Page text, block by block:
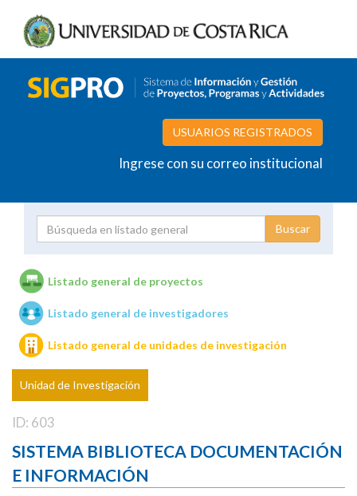
USUARIOS REGISTRADOS
Ingrese con su correo institucional
Unidades de investigación
Listado general de proyectos
Listado general de investigadores
Listado general de unidades de investigación
Unidad de Investigación
ID: 603
SISTEMA BIBLIOTECA DOCUMENTACIÓN
E INFORMACIÓN